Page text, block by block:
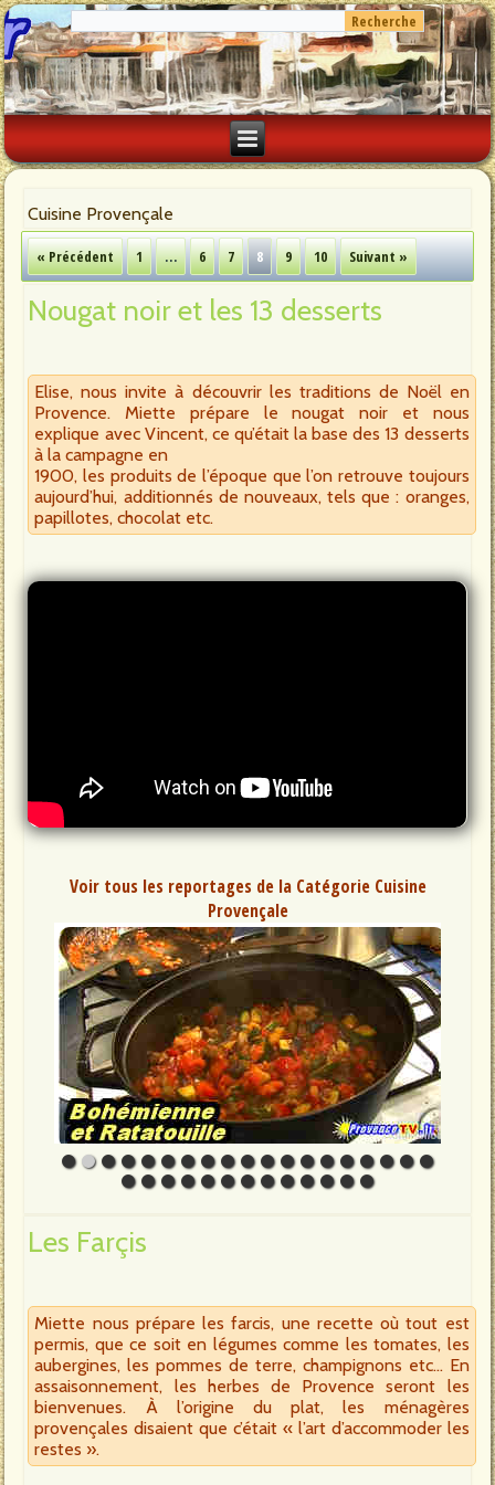
Cuisine Provençale
« Précédent 1 … 6 7 8 9 10 Suivant »
Nougat noir et les 13 desserts
Elise, nous invite à découvrir les traditions de Noël en
Provence. Miette prépare le nougat noir et nous
explique avec Vincent, ce qu’était la base des 13 desserts
à la campagne en
1900, les produits de l’époque que l’on retrouve toujours
aujourd’hui, additionnés de nouveaux, tels que : oranges,
papillotes, chocolat etc.
Voir tous les reportages de la Catégorie Cuisine
Provençale
Les Farçis
Miette nous prépare les farcis, une recette où tout est
permis, que ce soit en légumes comme les tomates, les
aubergines, les pommes de terre, champignons etc… En
assaisonnement, les herbes de Provence seront les
bienvenues. À l’origine du plat, les ménagères
provençales disaient que c’était « l’art d’accommoder les
restes ».